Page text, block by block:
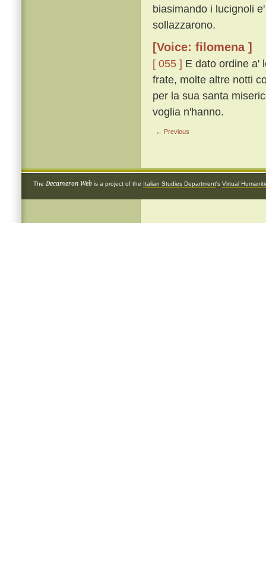
biasimando i lucignoli
sollazzarono.
[Voice: filomena ]
[ 055 ] E dato ordine a'
frate, molte altre notti
per la sua santa
voglia n'hanno.
← Previous
The Decameron Web is a project of the Italian Studies Department's Virtual